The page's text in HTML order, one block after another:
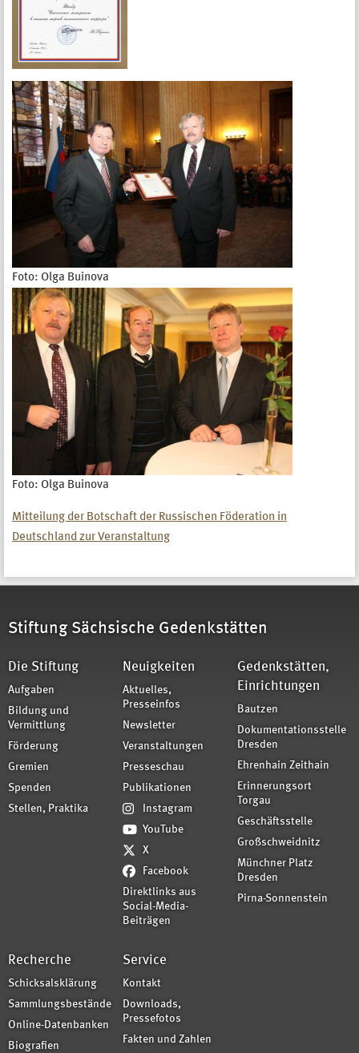
Foto: Olga Buinova
Foto: Olga Buinova
Mitteilung der Botschaft der Russischen Föderation in
Deutschland zur Veranstaltung
Stiftung Sächsische Gedenkstätten
Die Stiftung
Aufgaben
Bildung und
Vermittlung
Förderung
Gremien
Spenden
Stellen, Praktika
Neuigkeiten
Aktuelles,
Presseinfos
Newsletter
Veranstaltungen
Presseschau
Publikationen
Instagram
YouTube
X
Facebook
Direktlinks aus
Social-Media-
Beiträgen
Gedenkstätten,
Einrichtungen
Bautzen
Dokumentationsstelle
Dresden
Ehrenhain Zeithain
Erinnerungsort
Torgau
Geschäftsstelle
Großschweidnitz
Münchner Platz
Dresden
Pirna-Sonnenstein
Recherche
Schicksalsklärung
Sammlungsbestände
Online-Datenbanken
Biografien
Service
Kontakt
Downloads,
Pressefotos
Fakten und Zahlen